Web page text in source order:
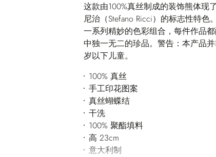
这款由100%真丝制成的装饰熊体现
尼治（Stefano Ricci）的标志性特
一系列精妙的色彩组合，每件作品
中独一无二的珍品。警告：本产品
岁以下儿童。
100% 真丝
手工印花图案
真丝蝴蝶结
干洗
100% 聚酯填料
高 23cm
意大利制